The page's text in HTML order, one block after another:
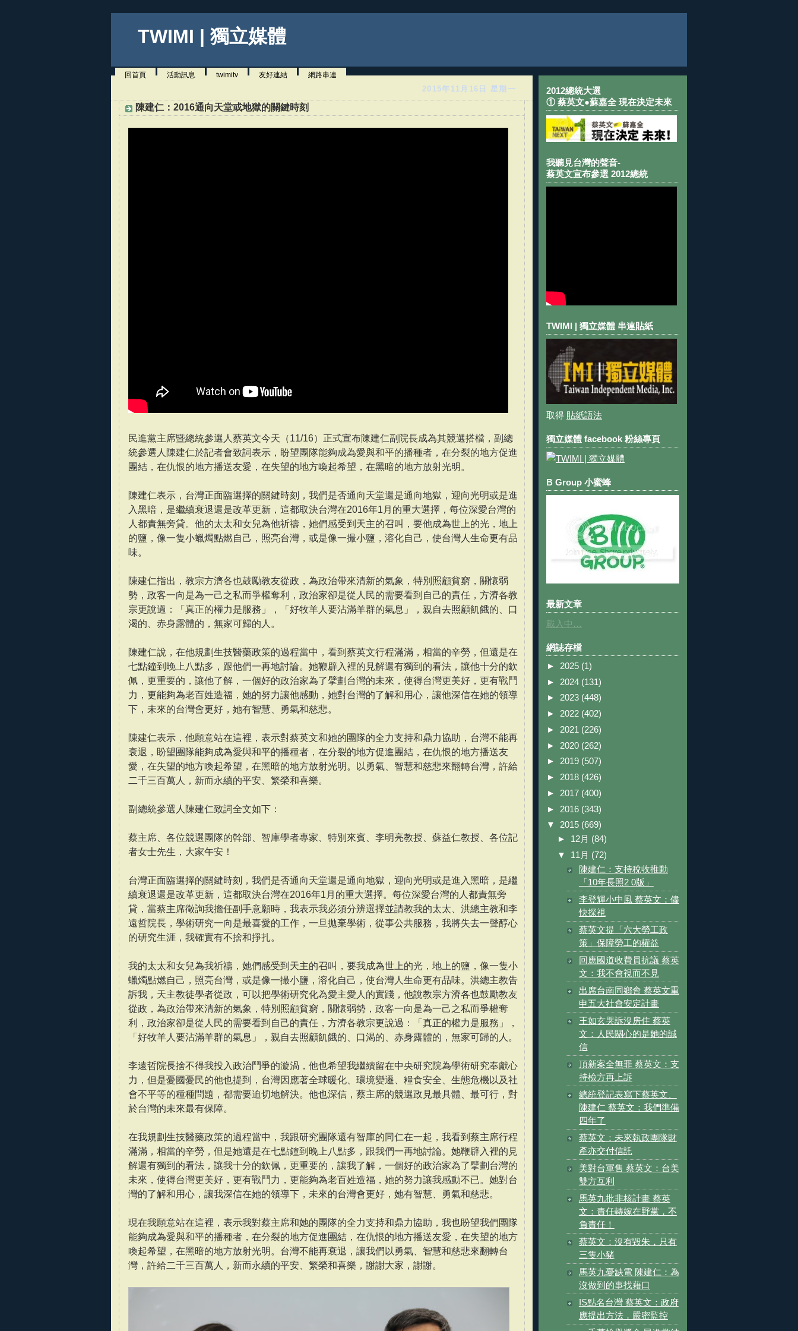
TWIMI | 獨立媒體
回首頁 活動訊息 twimitv 友好連結 網路串連
2015年11月16日 星期一
陳建仁：2016通向天堂或地獄的關鍵時刻
民進黨主席暨總統參選人蔡英文今天（11/16）正式宣布陳建仁副院長成為其競選搭檔，副總
統參選人陳建仁於記者會致詞表示，盼望團隊能夠成為愛與和平的播種者，在分裂的地方促進
團結，在仇恨的地方播送友愛，在失望的地方喚起希望，在黑暗的地方放射光明。
陳建仁表示，台灣正面臨選擇的關鍵時刻，我們是否通向天堂還是通向地獄，迎向光明或是進
入黑暗，是繼續衰退還是改革更新，這都取決台灣在2016年1月的重大選擇，每位深愛台灣的
人都責無旁貸。他的太太和女兒為他祈禱，她們感受到天主的召叫，要他成為世上的光，地上
的鹽，像一隻小蠟燭點燃自己，照亮台灣，或是像一撮小鹽，溶化自己，使台灣人生命更有品
味。
陳建仁指出，教宗方濟各也鼓勵教友從政，為政治帶來清新的氣象，特別照顧貧窮，關懷弱
勢，政客一向是為一己之私而爭權奪利，政治家卻是從人民的需要看到自己的責任，方濟各教
宗更說過：「真正的權力是服務」，「好牧羊人要沾滿羊群的氣息」，親自去照顧飢餓的、口
渴的、赤身露體的，無家可歸的人。
陳建仁說，在他規劃生技醫藥政策的過程當中，看到蔡英文行程滿滿，相當的辛勞，但還是在
七點鐘到晚上八點多，跟他們一再地討論。她鞭辟入裡的見解還有獨到的看法，讓他十分的欽
佩，更重要的，讓他了解，一個好的政治家為了擘劃台灣的未來，使得台灣更美好，更有戰鬥
力，更能夠為老百姓造福，她的努力讓他感動，她對台灣的了解和用心，讓他深信在她的領導
下，未來的台灣會更好，她有智慧、勇氣和慈悲。
陳建仁表示，他願意站在這裡，表示對蔡英文和她的團隊的全力支持和鼎力協助，台灣不能再
衰退，盼望團隊能夠成為愛與和平的播種者，在分裂的地方促進團結，在仇恨的地方播送友
愛，在失望的地方喚起希望，在黑暗的地方放射光明。以勇氣、智慧和慈悲來翻轉台灣，許給
二千三百萬人，新而永續的平安、繁榮和喜樂。
副總統參選人陳建仁致詞全文如下：
蔡主席、各位競選團隊的幹部、智庫學者專家、特別來賓、李明亮教授、蘇益仁教授、各位記
者女士先生，大家午安！
台灣正面臨選擇的關鍵時刻，我們是否通向天堂還是通向地獄，迎向光明或是進入黑暗，是繼
續衰退還是改革更新，這都取決台灣在2016年1月的重大選擇。每位深愛台灣的人都責無旁
貸，當蔡主席徵詢我擔任副手意願時，我表示我必須分辨選擇並請教我的太太、洪總主教和李
遠哲院長，學術研究一向是最喜愛的工作，一旦拋棄學術，從事公共服務，我將失去一聲醇心
的研究生涯，我確實有不捨和掙扎。
我的太太和女兒為我祈禱，她們感受到天主的召叫，要我成為世上的光，地上的鹽，像一隻小
蠟燭點燃自己，照亮台灣，或是像一撮小鹽，溶化自己，使台灣人生命更有品味。洪總主教告
訴我，天主教徒學者從政，可以把學術研究化為愛主愛人的實踐，他說教宗方濟各也鼓勵教友
從政，為政治帶來清新的氣象，特別照顧貧窮，關懷弱勢，政客一向是為一己之私而爭權奪
利，政治家卻是從人民的需要看到自己的責任，方濟各教宗更說過：「真正的權力是服務」，
「好牧羊人要沾滿羊群的氣息」，親自去照顧飢餓的、口渴的、赤身露體的，無家可歸的人。
李遠哲院長捨不得我投入政治鬥爭的漩渦，他也希望我繼續留在中央研究院為學術研究奉獻心
力，但是憂國憂民的他也提到，台灣因應著全球暖化、環境變遷、糧食安全、生態危機以及社
會不平等的種種問題，都需要迫切地解決。他也深信，蔡主席的競選政見最具體、最可行，對
於台灣的未來最有保障。
在我規劃生技醫藥政策的過程當中，我跟研究團隊還有智庫的同仁在一起，我看到蔡主席行程
滿滿，相當的辛勞，但是她還是在七點鐘到晚上八點多，跟我們一再地討論。她鞭辟入裡的見
解還有獨到的看法，讓我十分的欽佩，更重要的，讓我了解，一個好的政治家為了擘劃台灣的
未來，使得台灣更美好，更有戰鬥力，更能夠為老百姓造福，她的努力讓我感動不已。她對台
灣的了解和用心，讓我深信在她的領導下，未來的台灣會更好，她有智慧、勇氣和慈悲。
現在我願意站在這裡，表示我對蔡主席和她的團隊的全力支持和鼎力協助，我也盼望我們團隊
能夠成為愛與和平的播種者，在分裂的地方促進團結，在仇恨的地方播送友愛，在失望的地方
喚起希望，在黑暗的地方放射光明。台灣不能再衰退，讓我們以勇氣、智慧和慈悲來翻轉台
灣，許給二千三百萬人，新而永續的平安、繁榮和喜樂，謝謝大家，謝謝。
2012總統大選
① 蔡英文●蘇嘉全 現在決定未來
我聽見台灣的聲音-
蔡英文宣布參選 2012總統
TWIMI | 獨立媒體 串連貼紙
取得 貼紙語法
獨立媒體 facebook 粉絲專頁
B Group 小蜜蜂
最新文章
載入中…
網誌存檔
► 2025 (1)
► 2024 (131)
► 2023 (448)
► 2022 (402)
► 2021 (226)
► 2020 (262)
► 2019 (507)
► 2018 (426)
► 2017 (400)
► 2016 (343)
▼ 2015 (669)
► 12月 (84)
▼ 11月 (72)
陳建仁：支持稅收推動
「10年長照2 0版」
李登輝小中風 蔡英文：儘
快探視
蔡英文提「六大勞工政
策」保障勞工的權益
回應國道收費員抗議 蔡英
文：我不會視而不見
出席台南同鄉會 蔡英文重
申五大社會安定計畫
王如玄哭訴沒房住 蔡英
文：人民關心的是她的誠
信
頂新案全無罪 蔡英文：支
持檢方再上訴
總統登記表寫下蔡英文、
陳建仁 蔡英文：我們準備
四年了
蔡英文：未來執政團隊財
產亦交付信託
美對台軍售 蔡英文：台美
雙方互利
馬英九批非核計畫 蔡英
文：責任轉嫁在野黨，不
負責任！
蔡英文：沒有毀朱，只有
三隻小豬
馬英九憂缺電 陳建仁：為
沒做到的事找藉口
IS點名台灣 蔡英文：政府
應提出方法，嚴密監控